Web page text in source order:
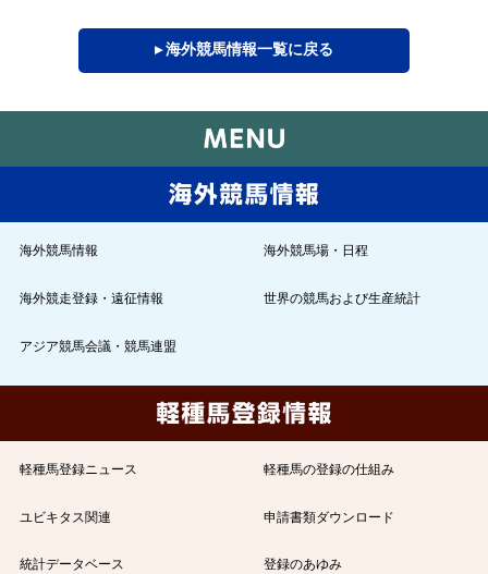
▸ 海外競馬情報一覧に戻る
海外競馬情報 海外競馬場・日程
海外競走登録・遠征情報 世界の競馬および生産統計
アジア競馬会議・競馬連盟
軽種馬登録ニュース 軽種馬の登録の仕組み
ユビキタス関連 申請書類ダウンロード
統計データベース 登録のあゆみ